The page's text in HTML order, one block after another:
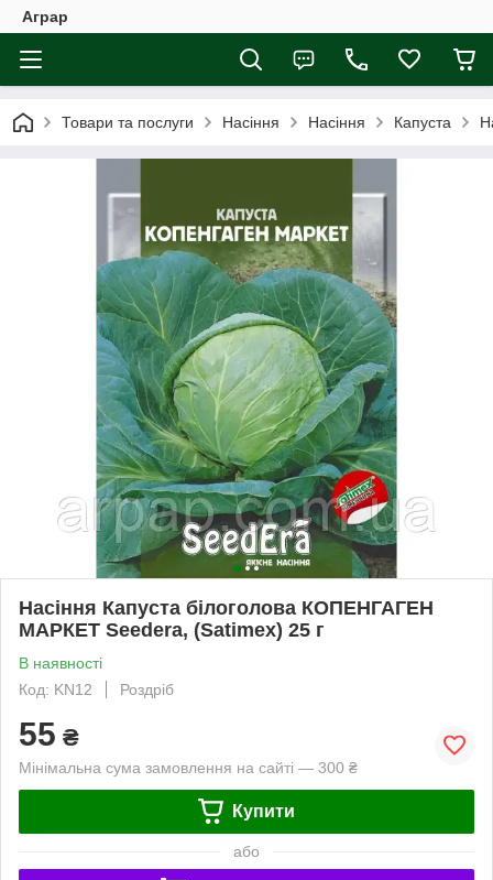
Аграр
Товари та послуги Насіння Насіння Капуста
Насіння Капуста білоголова КОПЕНГАГЕН
МАРКЕТ Seedera, (Satimex) 25 г
В наявності
Код: KN12
Роздріб
55 ₴
Мінімальна сума замовлення на сайті — 300 ₴
Купити
або